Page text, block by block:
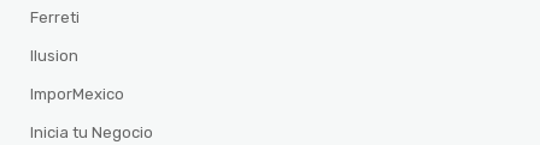
Ferreti
Ilusion
ImporMexico
Inicia tu Negocio